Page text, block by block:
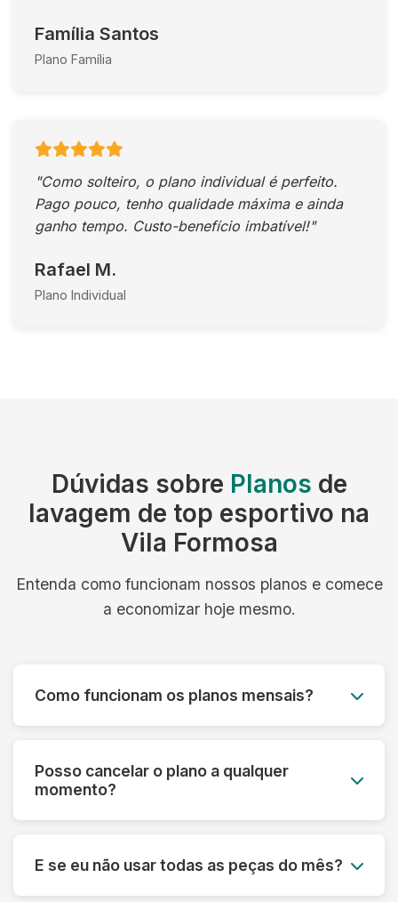
Família Santos
Plano Família
"Como solteiro, o plano individual é perfeito.
Pago pouco, tenho qualidade máxima e ainda
ganho tempo. Custo-benefício imbatível!"
Rafael M.
Plano Individual
Dúvidas sobre Planos de
lavagem de top esportivo na
Vila Formosa
Entenda como funcionam nossos planos e comece
a economizar hoje mesmo.
Como funcionam os planos mensais?
entrega inclusos. É simples, previsível e muito
Posso cancelar o plano a qualquer
momento?
taxa de cancelamento. Sua satisfação é nossa
prioridade.
E se eu não usar todas as peças do mês?